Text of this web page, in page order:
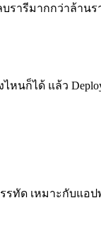
รารีมากกว่าล้าน
ไหนก็ได้ แล้ว
รรทัด เหมาะกับ